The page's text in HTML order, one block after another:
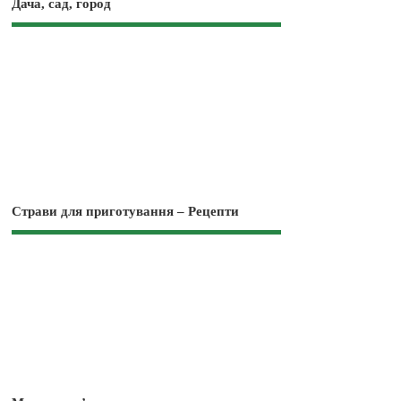
Дача, сад, город
Страви для приготування – Рецепти